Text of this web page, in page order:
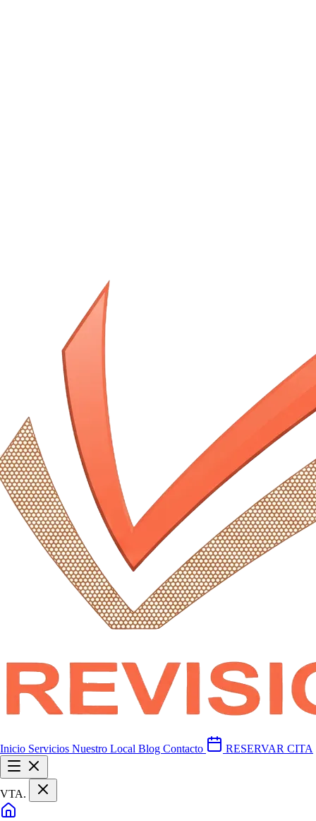
Inicio Servicios Nuestro Local Blog Contacto RESERVAR CITA
VTA.